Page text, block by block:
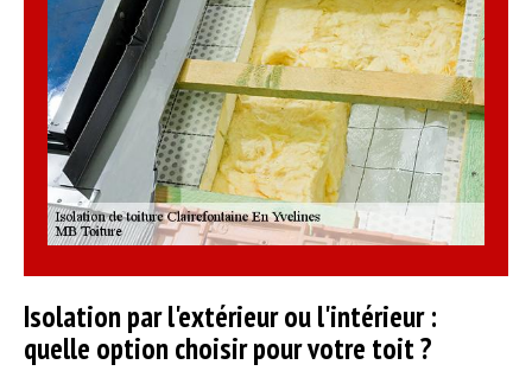
Isolation par l'extérieur ou l'intérieur :
quelle option choisir pour votre toit ?